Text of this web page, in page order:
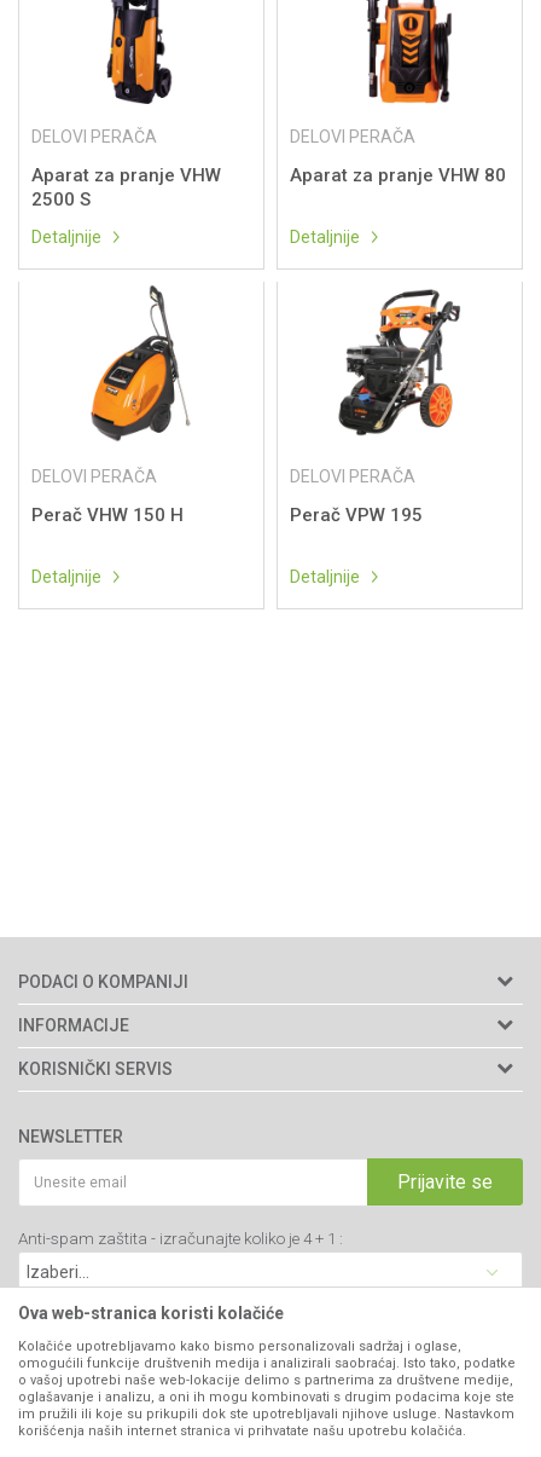
DELOVI PERAČA
Aparat za pranje VHW
2500 S
Detaljnije
DELOVI PERAČA
Aparat za pranje VHW 80
Detaljnije
DELOVI PERAČA
Perač VHW 150 H
Detaljnije
DELOVI PERAČA
Perač VPW 195
Detaljnije
PODACI O KOMPANIJI
Agromarket doo
Adresa: Kraljevačkog bataljona 235/2
34000 Kragujevac, Srbija
webshop@agromarket.rs
PIB: 102135221
Matični broj: 07593252
INFORMACIJE
O nama
Prodavnice
Brendovi
Katalozi
Blog
Najčešća pitanja
KORISNIČKI SERVIS
Politika privatnosti
Kako kupiti
Isporuka
Click & Collect
Načini plaćanja
Plaćanje karticama
Web kredit Raiffeisen banke
Pravo na odustajanje
Reklamacije
NEWSLETTER
Prijavite se
Anti-spam zaštita - izračunajte koliko je 4 + 1 :
VIBER I SMS NEWSLETTER
Prijavite se
Ova web-stranica koristi kolačiće
Kolačiće upotrebljavamo kako bismo personalizovali sadržaj i oglase,
omogućili funkcije društvenih medija i analizirali saobraćaj. Isto tako, podatke
o vašoj upotrebi naše web-lokacije delimo s partnerima za društvene medije,
oglašavanje i analizu, a oni ih mogu kombinovati s drugim podacima koje ste
im pružili ili koje su prikupili dok ste upotrebljavali njihove usluge. Nastavkom
korišćenja naših internet stranica vi prihvatate našu upotrebu kolačića.